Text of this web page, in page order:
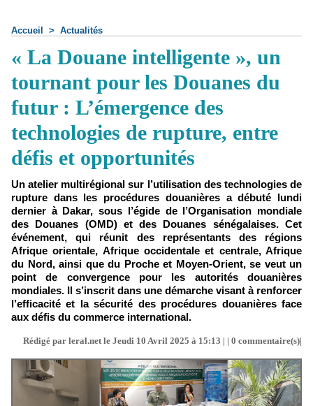
Accueil > Actualités
« La Douane intelligente », un
tournant pour les Douanes du
futur : L’émergence des
technologies de rupture, entre
défis et opportunités
Un atelier multirégional sur l’utilisation des technologies de
rupture dans les procédures douanières a débuté lundi
dernier à Dakar, sous l’égide de l’Organisation mondiale
des Douanes (OMD) et des Douanes sénégalaises. Cet
événement, qui réunit des représentants des régions
Afrique orientale, Afrique occidentale et centrale, Afrique
du Nord, ainsi que du Proche et Moyen-Orient, se veut un
point de convergence pour les autorités douanières
mondiales. Il s’inscrit dans une démarche visant à renforcer
l’efficacité et la sécurité des procédures douanières face
aux défis du commerce international.
Rédigé par leral.net le Jeudi 10 Avril 2025 à 15:13 | | 0 commentaire(s)|